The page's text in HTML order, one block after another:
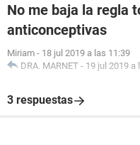
No me baja la regla
anticonceptivas
Miriam - 18 jul 2019 a las 11:39
DRA. MARNET - 19 jul 2019 a
3 respuestas